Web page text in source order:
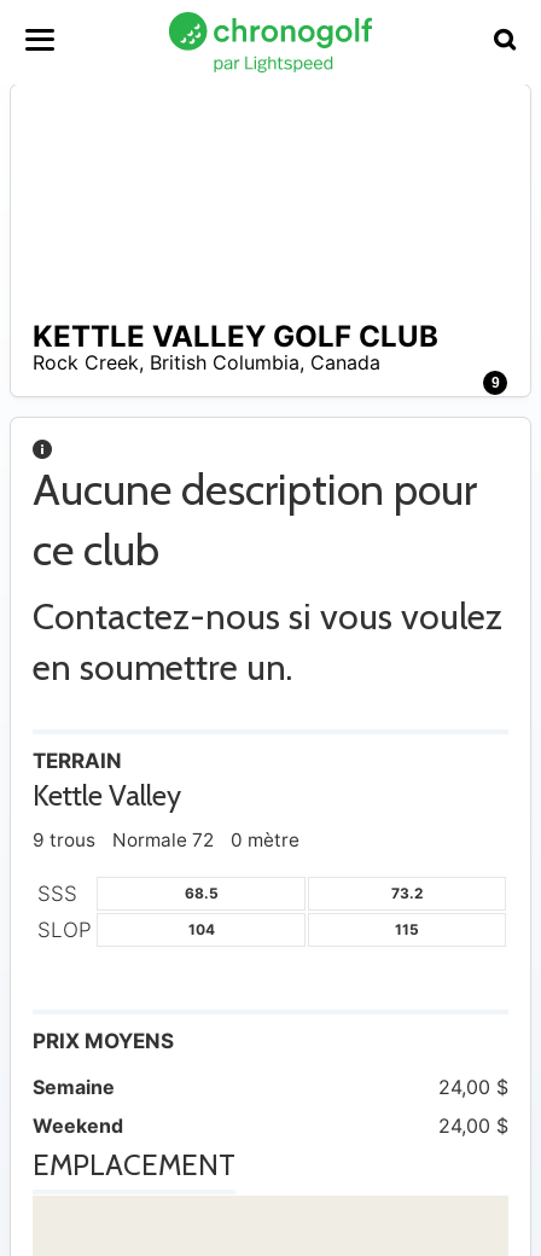
9
KETTLE VALLEY GOLF CLUB
Rock Creek, British Columbia, Canada
Aucune description pour
ce club
Contactez-nous si vous voulez
en soumettre un.
TERRAIN
Kettle Valley
9 trous Normale 72 0 mètre
SSS 68.5 73.2
SLOP 104 115
PRIX MOYENS
Semaine
24,00 $
Weekend
24,00 $
EMPLACEMENT